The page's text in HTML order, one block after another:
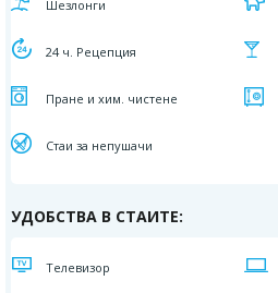
Шезлонги
24 ч. Рецепция
Пране и хим. чистене
Стаи за непушачи
УДОБСТВА В СТАИТЕ:
Телевизор